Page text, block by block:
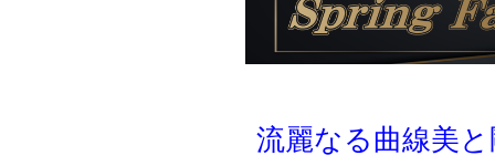
流麗なる曲線美